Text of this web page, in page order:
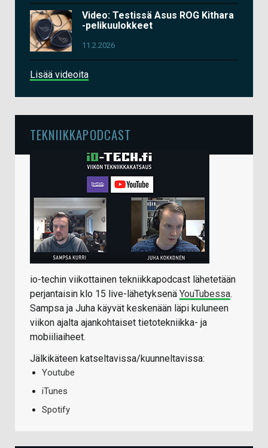
Video: Testissä Asus ROG Kithara
-pelikuulokkeet
11.2.2026
Lisää videoita
TEKNIIKKAPODCAST
io-techin viikottainen tekniikkapodcast lähetetään
perjantaisin klo 15 live-lähetyksenä YouTubessa.
Sampsa ja Juha käyvät keskenään läpi kuluneen
viikon ajalta ajankohtaiset tietotekniikka- ja
mobiiliaiheet.
Jälkikäteen katseltavissa/kuunneltavissa:
Youtube
iTunes
Spotify